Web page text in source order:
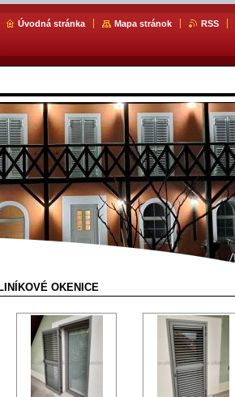
Úvodná stránka Mapa stránok RSS
OKENICE